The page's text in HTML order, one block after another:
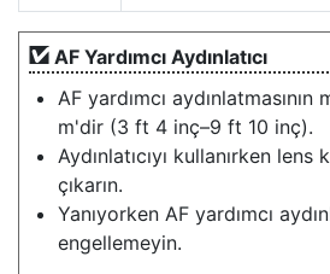
AF Yardımcı Aydınlatıcı
AF yardımcı aydınlatmasının
m'dir (3 ft 4 inç–9 ft 10 inç).
Aydınlatıcıyı kullanırken lens
çıkarın.
Yanıyorken AF yardımcı
engellemeyin.